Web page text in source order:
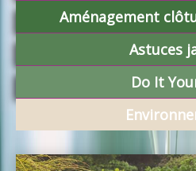
Aménagement
Astuces
Do It